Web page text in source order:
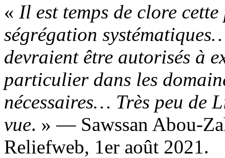
« Il est temps de clore
ségrégation
devraient être autorisés à
particulier dans les
nécessaires… Très peu de
vue. » — Sawssan Abou-
Reliefweb, 1er août 2021.